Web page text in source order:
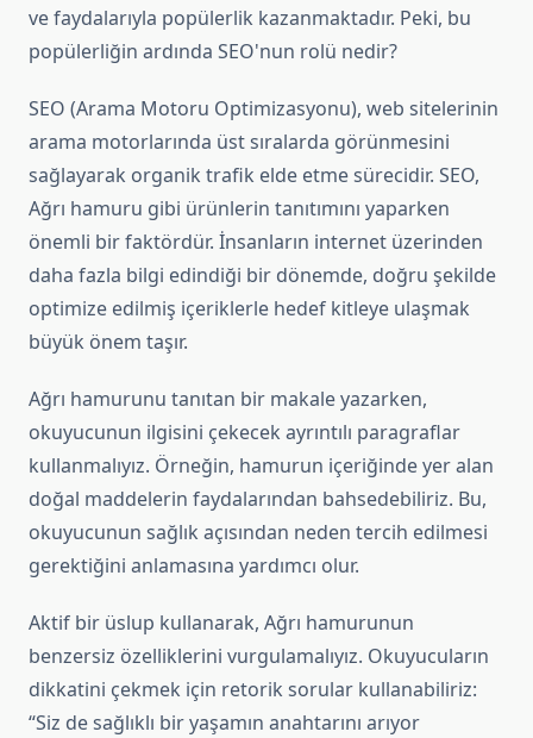
ve faydalarıyla popülerlik kazanmaktadır. Peki, bu
popülerliğin ardında SEO'nun rolü nedir?
SEO (Arama Motoru Optimizasyonu), web sitelerinin
arama motorlarında üst sıralarda görünmesini
sağlayarak organik trafik elde etme sürecidir. SEO,
Ağrı hamuru gibi ürünlerin tanıtımını yaparken
önemli bir faktördür. İnsanların internet üzerinden
daha fazla bilgi edindiği bir dönemde, doğru şekilde
optimize edilmiş içeriklerle hedef kitleye ulaşmak
büyük önem taşır.
Ağrı hamurunu tanıtan bir makale yazarken,
okuyucunun ilgisini çekecek ayrıntılı paragraflar
kullanmalıyız. Örneğin, hamurun içeriğinde yer alan
doğal maddelerin faydalarından bahsedebiliriz. Bu,
okuyucunun sağlık açısından neden tercih edilmesi
gerektiğini anlamasına yardımcı olur.
Aktif bir üslup kullanarak, Ağrı hamurunun
benzersiz özelliklerini vurgulamalıyız. Okuyucuların
dikkatini çekmek için retorik sorular kullanabiliriz:
“Siz de sağlıklı bir yaşamın anahtarını arıyor